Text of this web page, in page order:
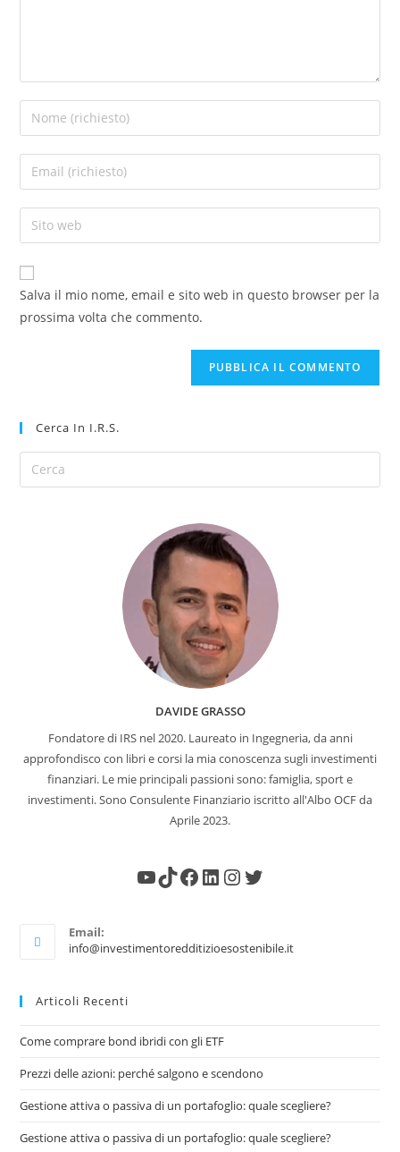
Salva il mio nome, email e sito web in questo browser per la
prossima volta che commento.
Cerca In I.R.S.
DAVIDE GRASSO
Fondatore di IRS nel 2020. Laureato in Ingegneria, da anni
approfondisco con libri e corsi la mia conoscenza sugli investimenti
finanziari. Le mie principali passioni sono: famiglia, sport e
investimenti. Sono Consulente Finanziario iscritto all'Albo OCF da
Aprile 2023.
Email:
info@investimentoredditizioesostenibile.it
Articoli Recenti
Come comprare bond ibridi con gli ETF
Prezzi delle azioni: perché salgono e scendono
Gestione attiva o passiva di un portafoglio: quale scegliere?
Gestione attiva o passiva di un portafoglio: quale scegliere?